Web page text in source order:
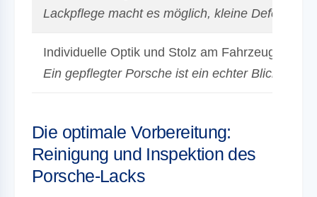
Lackpflege macht es möglich, kleine Defekte
Individuelle Optik und Stolz am Fahrzeug
Ein gepflegter Porsche ist ein echter Blickfang
Die optimale Vorbereitung:
Reinigung und Inspektion des
Porsche-Lacks